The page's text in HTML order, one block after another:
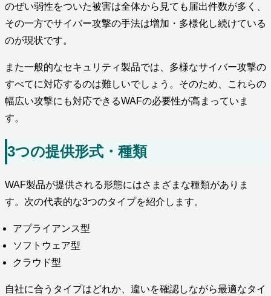
のぜい弱性をついた被害は全体から見ても届出件数が多く、
その一方でサイバー攻撃の手法は増加・多様化し続けている
のが現状です。
また一般的なセキュリティ製品では、多様なサイバー攻撃の
すべてに対応するのは難しいでしょう。そのため、これらの
幅広い攻撃にも対応できるWAFの必要性が高まっていま
す。
3つの提供形式・種類
WAF製品が提供される形態にはさまざまな種類がありま
す。次の代表的な3つのタイプを紹介します。
アプライアンス型
ソフトウェア型
クラウド型
自社に合うタイプはどれか、違いを確認しながら最適なタイ